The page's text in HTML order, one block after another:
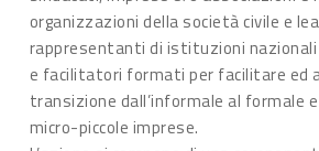
organizzazioni della società civile e
rappresentanti di istituzioni
e facilitatori formati per facilitare ed
transizione dall’informale al formale
micro-piccole imprese.